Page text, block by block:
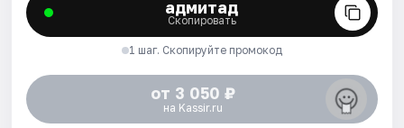
адмитад
Скопировать
1 шаг. Скопируйте промокод
от 3 050 ₽
на Kassir.ru